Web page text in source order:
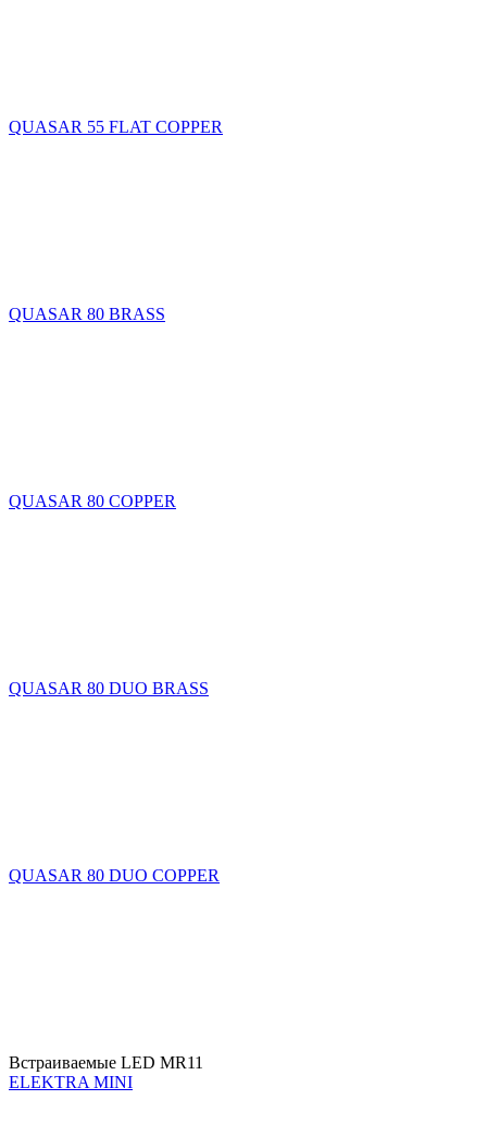
QUASAR 55 FLAT COPPER
QUASAR 80 BRASS
QUASAR 80 COPPER
QUASAR 80 DUO BRASS
QUASAR 80 DUO COPPER
Встраиваемые LED MR11
ELEKTRA MINI